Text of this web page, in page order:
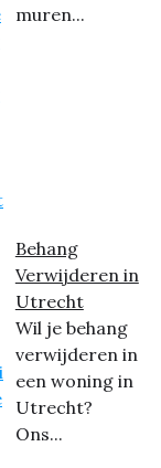
muren...
Behang
Verwijderen in
Utrecht
Wil je behang
verwijderen in
een woning in
Utrecht?
Ons...